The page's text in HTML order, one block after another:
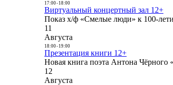
17:00- 18:00
Виртуальный концертный зал 12+
Показ х/ф «Смелые люди» к 100-
11
Августа
18:00- 19:00
Презентация книги 12+
Новая книга поэта Антона
12
Августа